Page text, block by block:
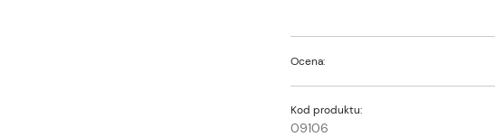
Ocena:
Kod produktu:
09106